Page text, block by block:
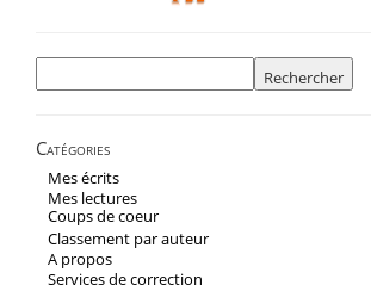
Rechercher :
Catégories
Mes écrits
Mes lectures
Coups de coeur
Classement par auteur
A propos
Services de correction